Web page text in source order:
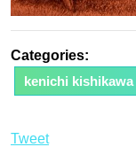
Categories:
kenichi
Tweet